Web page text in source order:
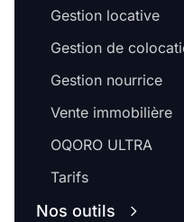
Gestion locative
Gestion de
Gestion nourrice
Vente immobilière
OQORO ULTRA
Tarifs
Nos outils